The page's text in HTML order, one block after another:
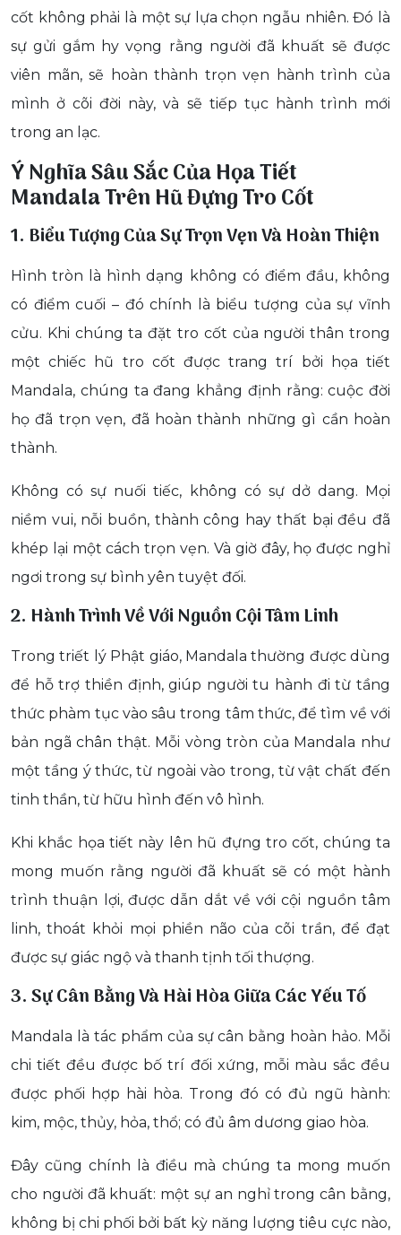
cốt không phải là một sự lựa chọn ngẫu nhiên. Đó là
sự gửi gắm hy vọng rằng người đã khuất sẽ được
viên mãn, sẽ hoàn thành trọn vẹn hành trình của
mình ở cõi đời này, và sẽ tiếp tục hành trình mới
trong an lạc.
Ý Nghĩa Sâu Sắc Của Họa Tiết
Mandala Trên Hũ Đựng Tro Cốt
1. Biểu Tượng Của Sự Trọn Vẹn Và Hoàn Thiện
Hình tròn là hình dạng không có điểm đầu, không
có điểm cuối – đó chính là biểu tượng của sự vĩnh
cửu. Khi chúng ta đặt tro cốt của người thân trong
một chiếc hũ tro cốt được trang trí bởi họa tiết
Mandala, chúng ta đang khẳng định rằng: cuộc đời
họ đã trọn vẹn, đã hoàn thành những gì cần hoàn
thành.
Không có sự nuối tiếc, không có sự dở dang. Mọi
niềm vui, nỗi buồn, thành công hay thất bại đều đã
khép lại một cách trọn vẹn. Và giờ đây, họ được nghỉ
ngơi trong sự bình yên tuyệt đối.
2. Hành Trình Về Với Nguồn Cội Tâm Linh
Trong triết lý Phật giáo, Mandala thường được dùng
để hỗ trợ thiền định, giúp người tu hành đi từ tầng
thức phàm tục vào sâu trong tâm thức, để tìm về với
bản ngã chân thật. Mỗi vòng tròn của Mandala như
một tầng ý thức, từ ngoài vào trong, từ vật chất đến
tinh thần, từ hữu hình đến vô hình.
Khi khắc họa tiết này lên hũ đựng tro cốt, chúng ta
mong muốn rằng người đã khuất sẽ có một hành
trình thuận lợi, được dẫn dắt về với cội nguồn tâm
linh, thoát khỏi mọi phiền não của cõi trần, để đạt
được sự giác ngộ và thanh tịnh tối thượng.
3. Sự Cân Bằng Và Hài Hòa Giữa Các Yếu Tố
Mandala là tác phẩm của sự cân bằng hoàn hảo. Mỗi
chi tiết đều được bố trí đối xứng, mỗi màu sắc đều
được phối hợp hài hòa. Trong đó có đủ ngũ hành:
kim, mộc, thủy, hỏa, thổ; có đủ âm dương giao hòa.
Đây cũng chính là điều mà chúng ta mong muốn
cho người đã khuất: một sự an nghỉ trong cân bằng,
không bị chi phối bởi bất kỳ năng lượng tiêu cực nào,